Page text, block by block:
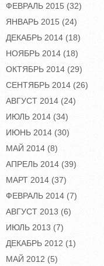
ФЕВРАЛЬ 2015 (32)
ЯНВАРЬ 2015 (24)
ДЕКАБРЬ 2014 (18)
НОЯБРЬ 2014 (18)
ОКТЯБРЬ 2014 (29)
СЕНТЯБРЬ 2014 (26)
АВГУСТ 2014 (24)
ИЮЛЬ 2014 (34)
ИЮНЬ 2014 (30)
МАЙ 2014 (8)
АПРЕЛЬ 2014 (39)
МАРТ 2014 (37)
ФЕВРАЛЬ 2014 (7)
АВГУСТ 2013 (6)
ИЮЛЬ 2013 (7)
ДЕКАБРЬ 2012 (1)
МАЙ 2012 (5)